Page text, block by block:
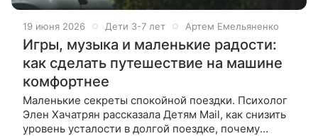
19 июня 2026 Дети 3-7 лет Артем Емельяненко
Игры, музыка и маленькие радости:
как сделать путешествие на машине
комфортнее
Маленькие секреты спокойной поездки. Психолог
Элен Хачатрян рассказала Детям Mail, как снизить
уровень усталости в долгой поездке, почему